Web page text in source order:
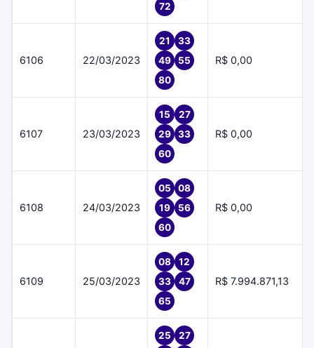
72
6106 22/03/2023
21
33
49
55
80
R$ 0,00
6107 23/03/2023
15
27
29
33
60
R$ 0,00
6108 24/03/2023
05
08
19
56
60
R$ 0,00
6109 25/03/2023
08
12
33
47
65
R$ 7.994.871,13
25
27